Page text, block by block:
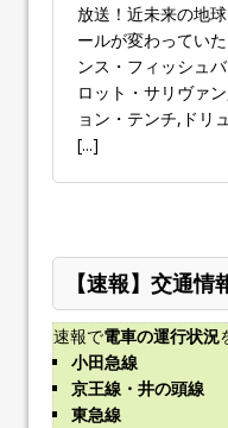
放送！近未来の地
ールが変わってい
ンス・フィッシュ
ロット・サリヴァ
ョン・テンチ,ドリ
[...]
【速報】交通情
速報で電車の運行状況
小田急線
京王線・井の頭線
東急線